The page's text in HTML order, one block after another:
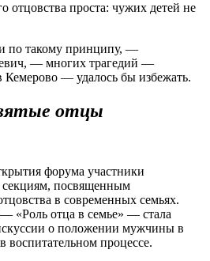
отцовства проста: чужих детей не
по такому принципу, —
— многих трагедий —
Кемерово — удалось бы избежать.
отцы
форума участники
посвященным
в современных семьях.
«Роль отца в семье» — стала
о положении мужчины в
воспитательном процессе.